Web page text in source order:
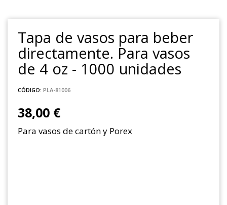
Tapa de vasos para beber
directamente. Para vasos
de 4 oz - 1000 unidades
CÓDIGO: PLA-81006
38,00 €
Para vasos de cartón y Porex